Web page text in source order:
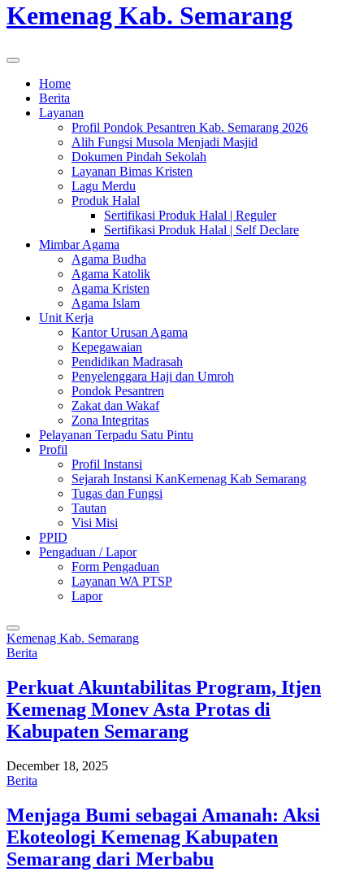
Kemenag Kab. Semarang
Home
Berita
Layanan
Profil Pondok Pesantren Kab. Semarang 2026
Alih Fungsi Musola Menjadi Masjid
Dokumen Pindah Sekolah
Layanan Bimas Kristen
Lagu Merdu
Produk Halal
Sertifikasi Produk Halal | Reguler
Sertifikasi Produk Halal | Self Declare
Mimbar Agama
Agama Budha
Agama Katolik
Agama Kristen
Agama Islam
Unit Kerja
Kantor Urusan Agama
Kepegawaian
Pendidikan Madrasah
Penyelenggara Haji dan Umroh
Pondok Pesantren
Zakat dan Wakaf
Zona Integritas
Pelayanan Terpadu Satu Pintu
Profil
Profil Instansi
Sejarah Instansi KanKemenag Kab Semarang
Tugas dan Fungsi
Tautan
Visi Misi
PPID
Pengaduan / Lapor
Form Pengaduan
Layanan WA PTSP
Lapor
Kemenag Kab. Semarang
Berita
Perkuat Akuntabilitas Program, Itjen
Kemenag Monev Asta Protas di
Kabupaten Semarang
December 18, 2025
Berita
Menjaga Bumi sebagai Amanah: Aksi
Ekoteologi Kemenag Kabupaten
Semarang dari Merbabu